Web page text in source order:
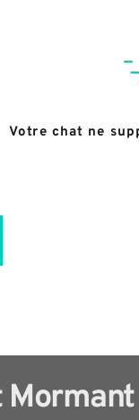
Votre chat ne
Mormant